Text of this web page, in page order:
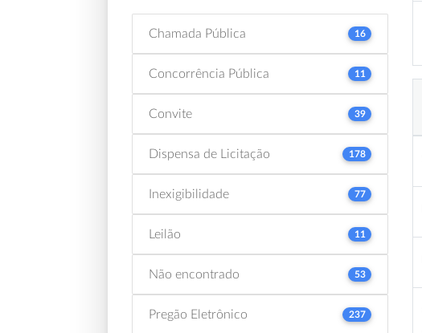
Chamada Pública 16
Concorrência Pública 11
Convite 39
Dispensa de Licitação 178
Inexigibilidade 77
Leilão 11
Não encontrado 53
Pregão Eletrônico 237